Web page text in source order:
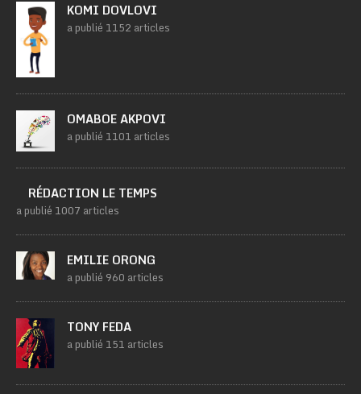
KOMI DOVLOVI
a publié 1152 articles
OMABOE AKPOVI
a publié 1101 articles
RÉDACTION LE TEMPS
a publié 1007 articles
EMILIE ORONG
a publié 960 articles
TONY FEDA
a publié 151 articles